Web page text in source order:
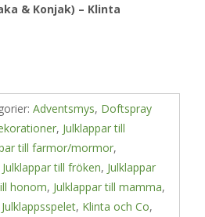
& Konjak) – Klinta
Adventsmys, Doftspray
, Julklappar till
till farmor/mormor,
Julklappar till fröken, Julklappar
honom, Julklappar till mamma,
Julklappsspelet, Klinta och Co,